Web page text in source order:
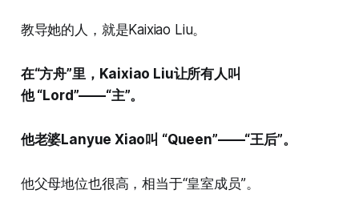
教导她的人，就是Kaixiao Liu。
在“方舟”里，Kaixiao Liu让所有人叫
他 “Lord”——“主”。
他老婆Lanyue Xiao叫 “Queen”——“王后”。
他父母地位也很高，相当于“皇室成员”。